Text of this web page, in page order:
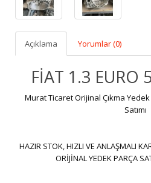
Açıklama Yorumlar (0)
FİAT 1.3 EURO
Murat Ticaret Orijinal Çıkma Yedek
Satımı
HAZIR STOK, HIZLI VE ANLAŞMALI
ORİJİNAL YEDEK PARÇA